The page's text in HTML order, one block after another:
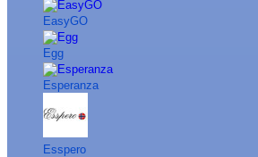
EasyGO
Egg
Esperanza
Esspero